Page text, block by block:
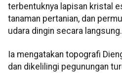
terbentuknya lapisan kristal
tanaman pertanian, dan
udara dingin secara langsung.
Ia mengatakan topografi
dan dikelilingi pegunungan